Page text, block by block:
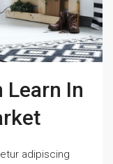
Learn In
adipiscing